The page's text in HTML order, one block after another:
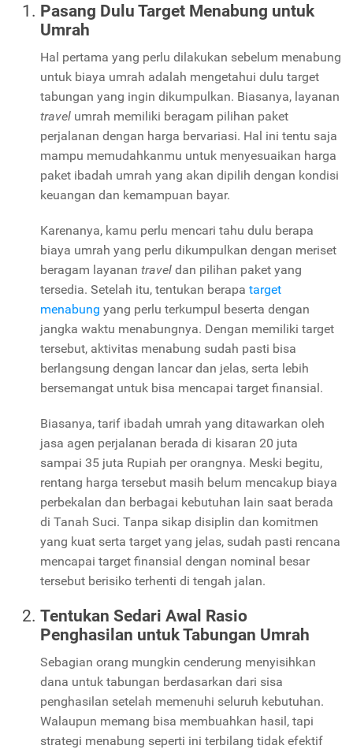
Pasang Dulu Target Menabung untuk
Umrah
Hal pertama yang perlu dilakukan sebelum menabung
untuk biaya umrah adalah mengetahui dulu target
tabungan yang ingin dikumpulkan. Biasanya, layanan
travel umrah memiliki beragam pilihan paket
perjalanan dengan harga bervariasi. Hal ini tentu saja
mampu memudahkanmu untuk menyesuaikan harga
paket ibadah umrah yang akan dipilih dengan kondisi
keuangan dan kemampuan bayar.
Karenanya, kamu perlu mencari tahu dulu berapa
biaya umrah yang perlu dikumpulkan dengan meriset
beragam layanan travel dan pilihan paket yang
tersedia. Setelah itu, tentukan berapa target
menabung yang perlu terkumpul beserta dengan
jangka waktu menabungnya. Dengan memiliki target
tersebut, aktivitas menabung sudah pasti bisa
berlangsung dengan lancar dan jelas, serta lebih
bersemangat untuk bisa mencapai target finansial.
Biasanya, tarif ibadah umrah yang ditawarkan oleh
jasa agen perjalanan berada di kisaran 20 juta
sampai 35 juta Rupiah per orangnya. Meski begitu,
rentang harga tersebut masih belum mencakup biaya
perbekalan dan berbagai kebutuhan lain saat berada
di Tanah Suci. Tanpa sikap disiplin dan komitmen
yang kuat serta target yang jelas, sudah pasti rencana
mencapai target finansial dengan nominal besar
tersebut berisiko terhenti di tengah jalan.
Tentukan Sedari Awal Rasio
Penghasilan untuk Tabungan Umrah
Sebagian orang mungkin cenderung menyisihkan
dana untuk tabungan berdasarkan dari sisa
penghasilan setelah memenuhi seluruh kebutuhan.
Walaupun memang bisa membuahkan hasil, tapi
strategi menabung seperti ini terbilang tidak efektif